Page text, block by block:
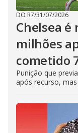
DO R7/31/07/2026
Chelsea é
milhões
cometido
Punição que
após recurso,